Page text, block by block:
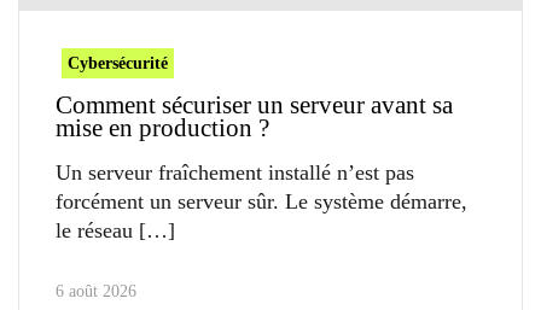
Cybersécurité
Comment sécuriser un serveur avant sa
mise en production ?
Un serveur fraîchement installé n’est pas
forcément un serveur sûr. Le système démarre,
le réseau
6 août 2026